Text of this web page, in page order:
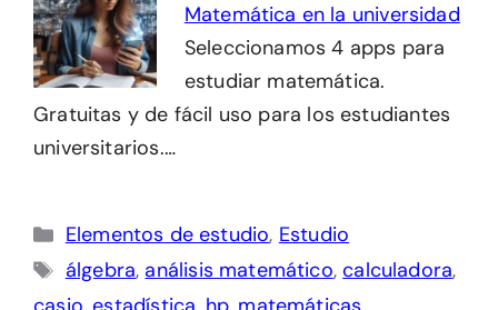
Matemática en la universidad
Seleccionamos 4 apps para
estudiar matemática.
Gratuitas y de fácil uso para los estudiantes
universitarios.…
Categorías
Elementos de estudio, Estudio
Etiquetas
álgebra, análisis matemático,calculadora,